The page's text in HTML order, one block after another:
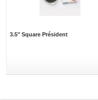
3.5" Square Président